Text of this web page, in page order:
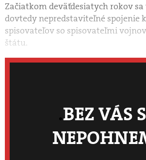
Začiatkom deväťdesiatych rokov
dovtedy nepredstaviteľné spojenie
spisovateľov so spisovateľmi
štátu.
BEZ VÁS